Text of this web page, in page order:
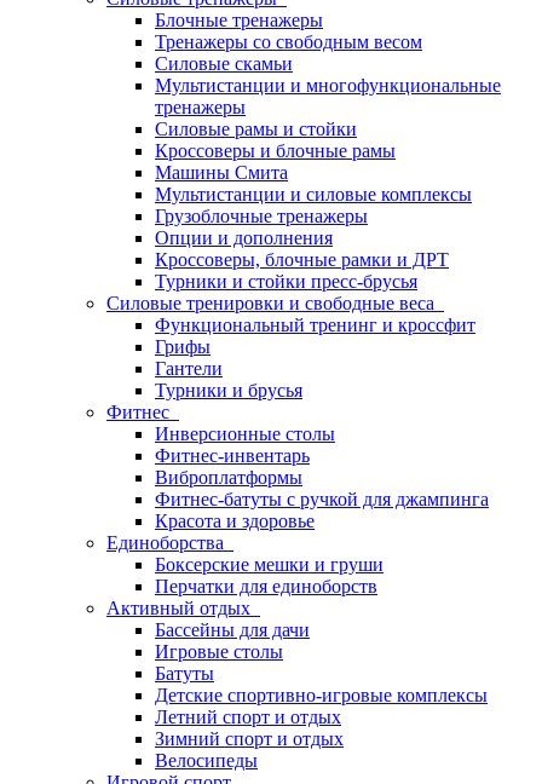
Блочные тренажеры
Тренажеры со свободным весом
Силовые скамьи
Мультистанции и многофункциональные
тренажеры
Силовые рамы и стойки
Кроссоверы и блочные рамы
Машины Смита
Мультистанции и силовые комплексы
Грузоблочные тренажеры
Опции и дополнения
Кроссоверы, блочные рамки и ДРТ
Турники и стойки пресс-брусья
Силовые тренировки и свободные веса
Функциональный тренинг и кроссфит
Грифы
Гантели
Турники и брусья
Фитнес
Инверсионные столы
Фитнес-инвентарь
Виброплатформы
Фитнес-батуты с ручкой для джампинга
Красота и здоровье
Единоборства
Боксерские мешки и груши
Перчатки для единоборств
Активный отдых
Бассейны для дачи
Игровые столы
Батуты
Детские спортивно-игровые комплексы
Летний спорт и отдых
Зимний спорт и отдых
Велосипеды